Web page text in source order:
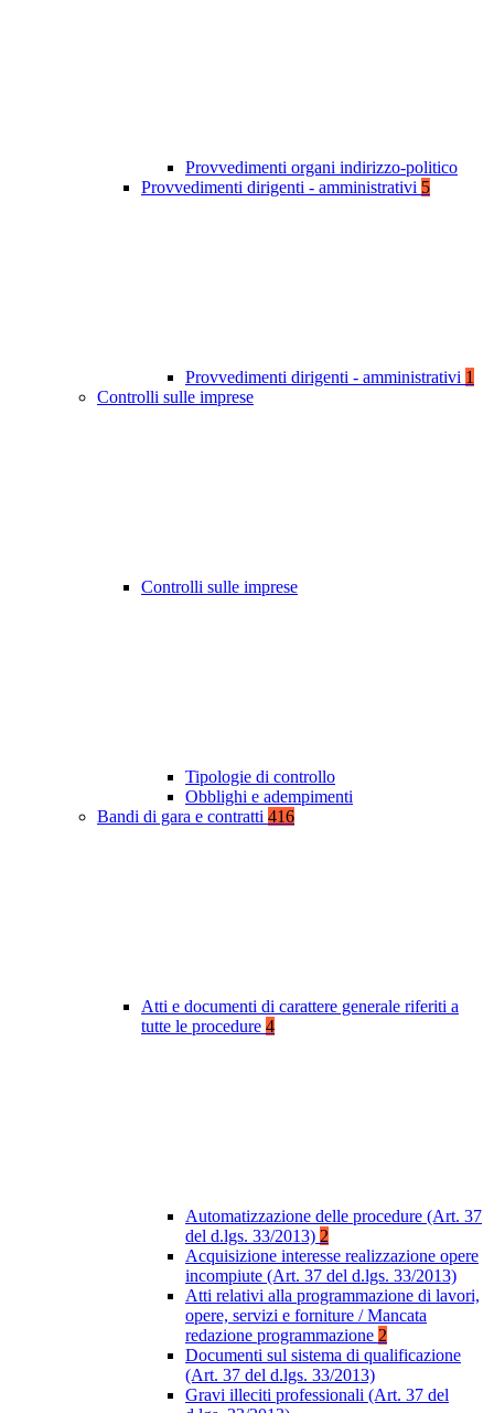
Provvedimenti organi indirizzo-politico
Provvedimenti dirigenti - amministrativi 5
Provvedimenti dirigenti - amministrativi 1
Controlli sulle imprese
Controlli sulle imprese
Tipologie di controllo
Obblighi e adempimenti
Bandi di gara e contratti 416
Atti e documenti di carattere generale riferiti a
tutte le procedure 4
Automatizzazione delle procedure (Art. 37
del d.lgs. 33/2013) 2
Acquisizione interesse realizzazione opere
incompiute (Art. 37 del d.lgs. 33/2013)
Atti relativi alla programmazione di lavori,
opere, servizi e forniture / Mancata
redazione programmazione 2
Documenti sul sistema di qualificazione
(Art. 37 del d.lgs. 33/2013)
Gravi illeciti professionali (Art. 37 del